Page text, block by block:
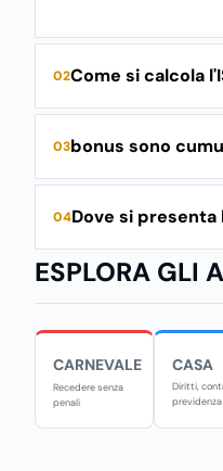
02Come si calcola
03bonus sono
04Dove si presenta
ESPLORA GLI
CARNEVALE
Recedere senza
penali
CASA
Diritti,
previdenza